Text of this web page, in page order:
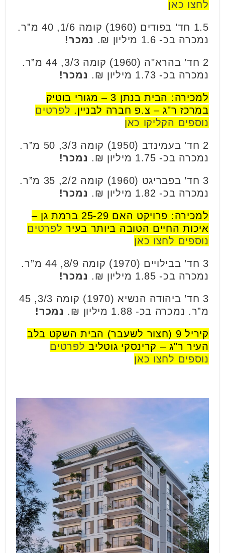
לחצו כאן
1.5 חד’ בפודים (1960) קומה 1/6, 40 מ”ר.
נמכרה בכ- 1.6 מיליון ₪.
נמכר!
2 חד’ בהרא"ה (1960) קומה 3/3, 44 מ”ר.
נמכרה בכ- 1.73 מיליון ₪.
נמכר!
למכירה: הבית בנתן 3 – מגורי בוטיק
במרכז ר"ג – צ.פ חברה לבניין. לפרטים
נוספים הקליקו כאן
2 חד’ בעמינדב (1950) קומה 3/3, 50 מ”ר.
נמכרה בכ- 1.75 מיליון ₪.
נמכר!
3 חד’ בפבריגט (1960) קומה 2/2, 35 מ”ר.
נמכרה בכ- 1.82 מיליון ₪.
נמכר!
למכירה: פרויקט האם 25-29 ברמת גן –
איכות החיים הטובה ביותר בעיר לפרטים
נוספים לחצו כאן
3 חד’ בבילויים (1970) קומה 8/9, 44 מ”ר.
נמכרה בכ- 1.85 מיליון ₪.
נמכר!
3 חד’ ביהודה הנשיא (1970) קומה 3/3, 45
מ”ר. נמכרה בכ- 1.88 מיליון ₪.
נמכר!
קיריל 9 (חצור לשעבר) הבית השקט בלב
העיר ר"ג – קרינסקי גוטליב לפרטים
נוספים לחצו כאן